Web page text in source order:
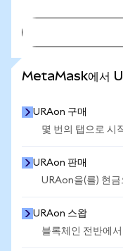
MetaMask에서
URAon 구매
몇 번의 탭으로 시
URAon 판매
URAon을(를) 현
URAon 스왑
블록체인 전반에